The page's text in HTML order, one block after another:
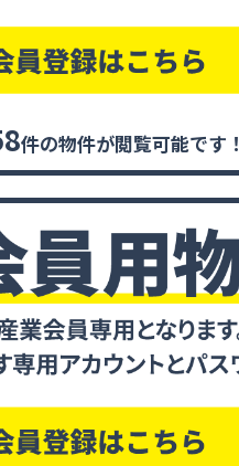
件の物件が閲覧可能です！